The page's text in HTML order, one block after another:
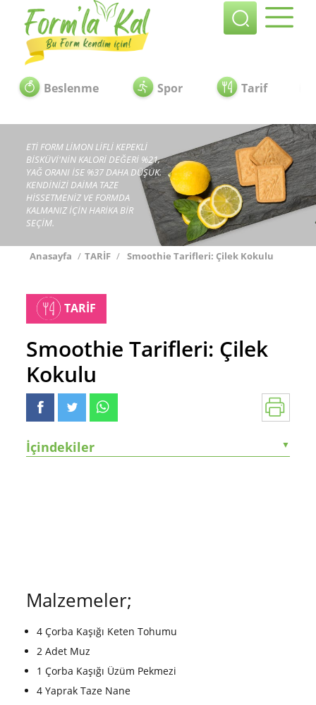
Beslenme Spor Tarif
ETİ FORM LİMON LİFLİ KEPEKLİ
BİSKÜVİ'NİN KALORİ DEĞERİ %21,
YAĞ ORANI İSE %37 DAHA DÜŞÜK.
KENDİNİZİ DAİMA TAZE
HİSSETMENİZ VE FORMDA
KALMANIZ İÇİN HARİKA BİR
SEÇİM.
Anasayfa / TARİF / Smoothie Tarifleri: Çilek Kokulu
TARİF
Smoothie Tarifleri: Çilek
Kokulu
İçindekiler ▼
Malzemeler;
4 Çorba Kaşığı Keten Tohumu
2 Adet Muz
1 Çorba Kaşığı Üzüm Pekmezi
4 Yaprak Taze Nane